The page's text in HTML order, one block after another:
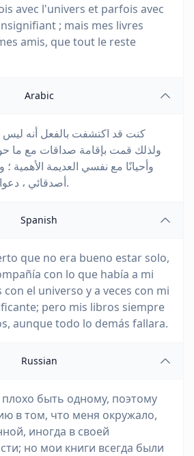
avec l'univers et parfois avec
; mais mes livres
amis, que tout le reste
Arabic
كنت قد اكتشفت بالفعل أنه ليس
ولذلك قمت بإقامة صداقات مع ما
وأحيانًا مع نفسي العديمة الأهمية
أصدقائي ، دعوا يفشل كل شيء آخر.
Spanish
que no era bueno estar solo,
con lo que había a mi
con el universo y a veces con mi
pero mis libros siempre
aunque todo lo demás fallara.
Russian
быть одному, поэтому
в том, что меня окружало,
иногда в своей
но мои книги всегда были